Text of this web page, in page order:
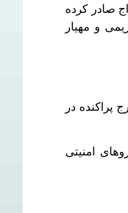
بدوی اخراج صادر کرده
و مهیار
در
امنیتی